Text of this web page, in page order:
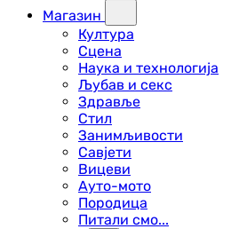
Магазин
Култура
Сцена
Наука и технологија
Љубав и секс
Здравље
Стил
Занимљивости
Савјети
Вицеви
Ауто-мото
Породица
Питали смо...